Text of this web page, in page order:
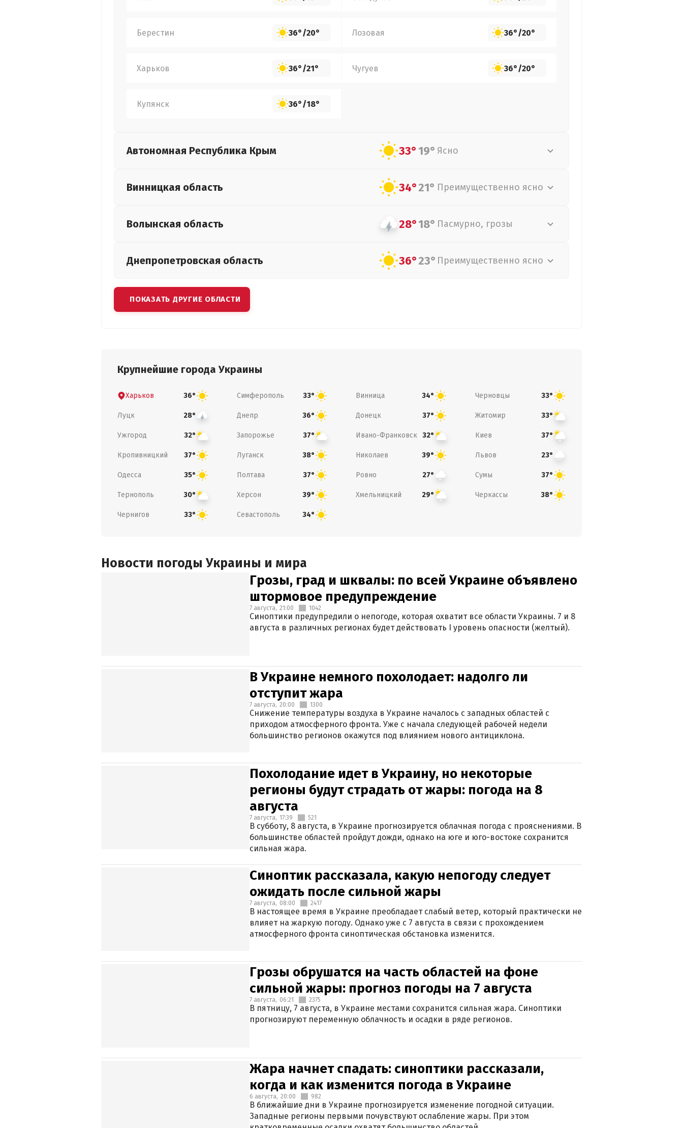
Берестин 36°/20° Лозовая 36°/20°
Харьков 36°/21° Чугуев 36°/20°
Купянск 36°/18°
Автономная Республика Крым 33°19° Ясно
Винницкая область 34°21° Преимущественно ясно
Волынская область 28°18° Пасмурно, грозы
Днепропетровская область 36°23° Преимущественно ясно
ПОКАЗАТЬ ДРУГИЕ ОБЛАСТИ
Крупнейшие города Украины
Харьков 36° Симферополь 33° Винница 34° Черновцы 33°
Луцк 28° Днепр 36° Донецк 37° Житомир 33°
Ужгород 32° Запорожье 37° Ивано-Франковск 32° Киев 37°
Кропивницкий 37° Луганск 38° Николаев 39° Львов 23°
Одесса 35° Полтава 37° Ровно 27° Сумы 37°
Тернополь 30° Херсон 39° Хмельницкий 29° Черкассы 38°
Чернигов 33° Севастополь 34°
Новости погоды Украины и мира
Грозы, град и шквалы: по всей Украине объявлено
штормовое предупреждение
7 августа, 21:00 1042
Синоптики предупредили о непогоде, которая охватит все области Украины. 7 и 8
августа в различных регионах будет действовать I уровень опасности (желтый).
В Украине немного похолодает: надолго ли
отступит жара
7 августа, 20:00 1300
Снижение температуры воздуха в Украине началось с западных областей с
приходом атмосферного фронта. Уже с начала следующей рабочей недели
большинство регионов окажутся под влиянием нового антициклона.
Похолодание идет в Украину, но некоторые
регионы будут страдать от жары: погода на 8
августа
7 августа, 17:39 521
В субботу, 8 августа, в Украине прогнозируется облачная погода с прояснениями. В
большинстве областей пройдут дожди, однако на юге и юго-востоке сохранится
сильная жара.
Синоптик рассказала, какую непогоду следует
ожидать после сильной жары
7 августа, 08:00 2417
В настоящее время в Украине преобладает слабый ветер, который практически не
влияет на жаркую погоду. Однако уже с 7 августа в связи с прохождением
атмосферного фронта синоптическая обстановка изменится.
Грозы обрушатся на часть областей на фоне
сильной жары: прогноз погоды на 7 августа
7 августа, 06:21 2375
В пятницу, 7 августа, в Украине местами сохранится сильная жара. Синоптики
прогнозируют переменную облачность и осадки в ряде регионов.
Жара начнет спадать: синоптики рассказали,
когда и как изменится погода в Украине
6 августа, 20:00 982
В ближайшие дни в Украине прогнозируется изменение погодной ситуации.
Западные регионы первыми почувствуют ослабление жары. При этом